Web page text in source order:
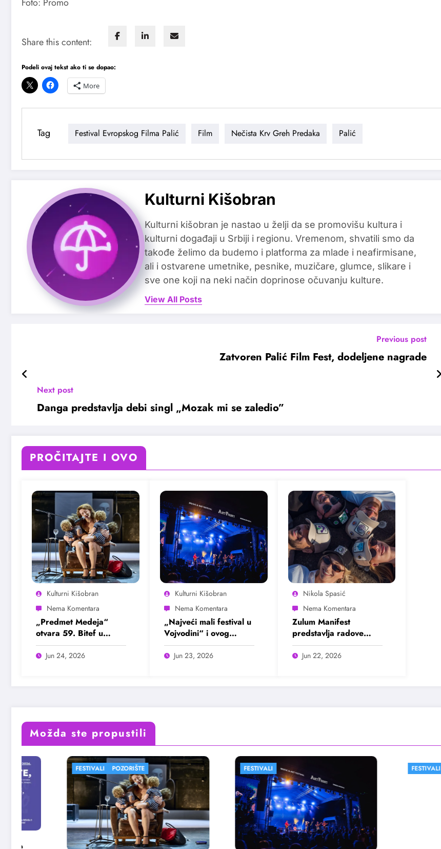
Share this content:
Podeli ovaj tekst ako ti se dopao:
More
Tag Festival Evropskog Filma Palić Film Nečista Krv Greh Predaka Palić
Kulturni Kišobran
Kulturni kišobran je nastao u želji da se promovišu kultura i
kulturni događaji u Srbiji i regionu. Vremenom, shvatili smo da
takođe želimo da budemo i platforma za mlade i neafirmisane,
ali i ostvarene umetnike, pesnike, muzičare, glumce, slikare i
sve one koji na neki način doprinose očuvanju kulture.
View All Posts
Previous post
Zatvoren Palić Film Fest, dodeljene nagrade
Next post
Danga predstavlja debi singl „Mozak mi se zaledio”
PROČITAJTE I OVO
Kulturni Kišobran
„Predmet Medeja“
otvara 59. Bitef u
septembru
Jun 24, 2026
Kulturni Kišobran
„Najveći mali festival u
Vojvodini“ i ovog
avgusta u Sremskoj
Mitrovici
Jun 23, 2026
Nikola Spasić
Zulum Manifest
predstavlja radove
deset finalista u
Madlenianumu
Jun 22, 2026
Možda ste propustili
FESTIVALI POZORIŠTE FESTIVALI VESTI